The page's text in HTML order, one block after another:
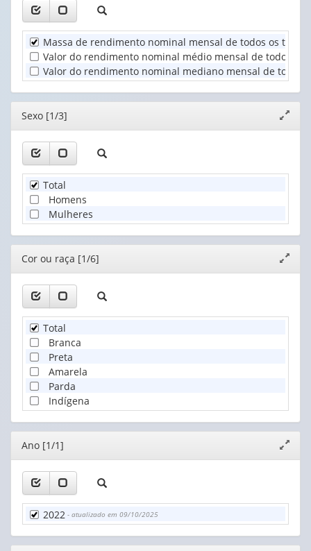
valor):
Unidade
Territorial
(1)
Cor
ou
raça
(1)
Massa de rendimento nominal mensal de todos os
Valor do rendimento nominal médio mensal de todos os
Valor do rendimento nominal mediano mensal de todos
Editor
janela
Sexo [1/3]
Total
Homens
Mulheres
Editor
janela
Cor ou raça [1/6]
Total
Branca
Preta
Amarela
Parda
Indígena
Editor
janela
Ano [1/1]
2022 - atualizado em 09/10/2025